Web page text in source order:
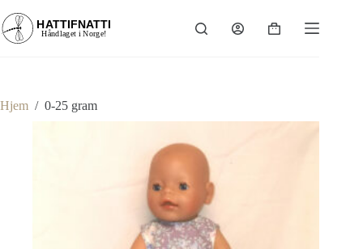
til
innholdet
Handlekurv
Hjem / 0-25 gram